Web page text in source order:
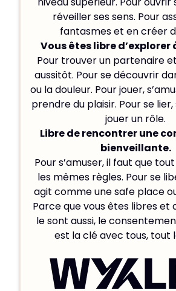
réveiller ses sens. Pour
fantasmes et en créer
Vous êtes libre d’explorer
Pour trouver un partenaire
aussitôt. Pour se découvrir
ou la douleur. Pour jouer,
prendre du plaisir. Pour se
jouer un rôle.
Libre de rencontrer une
bienveillante.
Pour s’amuser, il faut que
les mêmes règles. Pour se
agit comme une safe place
Parce que vous êtes libres et
le sont aussi, le
est la clé avec tous, tout